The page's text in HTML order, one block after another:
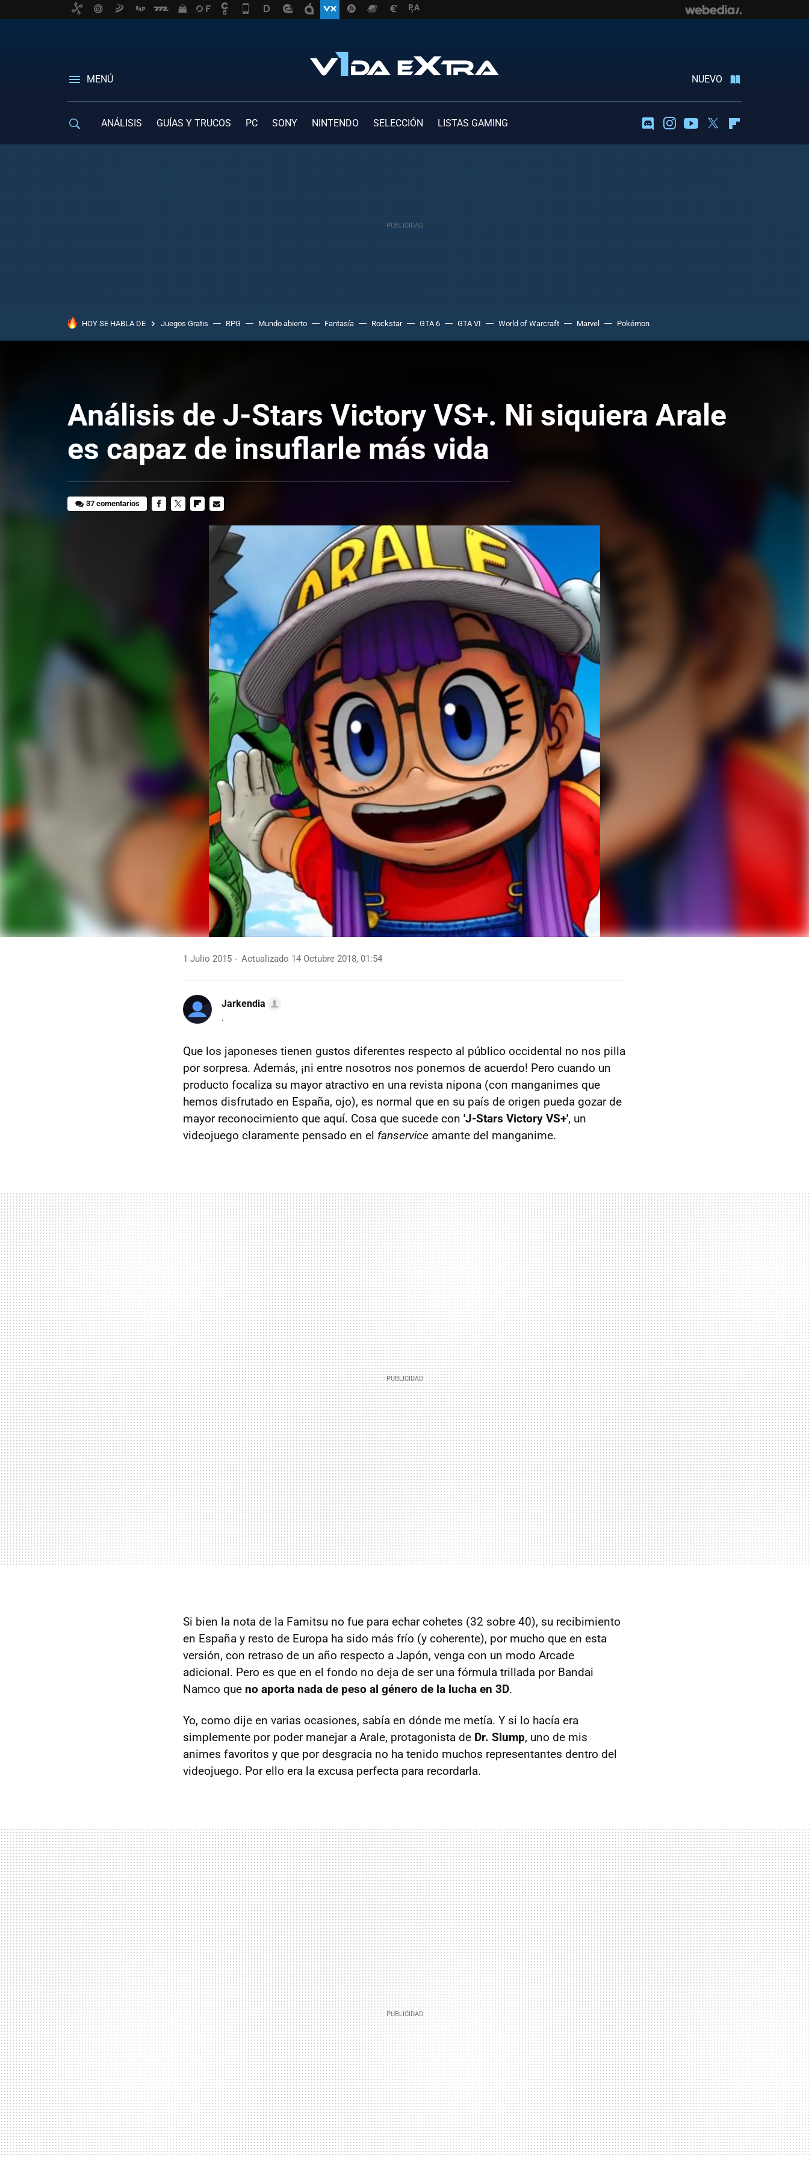
MENÚ NUEVO
ANÁLISIS GUÍAS Y TRUCOS PC SONY NINTENDO SELECCIÓN LISTAS GAMING DiscordInstagramYoutubeTwitter
HOY SE HABLA DE Juegos Gratis RPG Mundo abierto Fantasía Rockstar GTA 6 GTA VI World of Warcraft Marvel Pokémon
Análisis de J-Stars Victory VS+. Ni siquiera Arale
es capaz de insuflarle más vida
37 comentarios
MAIL
1 Julio 2015 Actualizado 14 Octubre 2018, 01:54
Jarkendia
.
Que los japoneses tienen gustos diferentes respecto al público occidental no nos pilla
por sorpresa. Además, ¡ni entre nosotros nos ponemos de acuerdo! Pero cuando un
producto focaliza su mayor atractivo en una revista nipona (con manganimes que
hemos disfrutado en España, ojo), es normal que en su país de origen pueda gozar de
mayor reconocimiento que aquí. Cosa que sucede con 'J-Stars Victory VS+', un
videojuego claramente pensado en el fanservice amante del manganime.
Si bien la nota de la Famitsu no fue para echar cohetes (32 sobre 40), su recibimiento
en España y resto de Europa ha sido más frío (y coherente), por mucho que en esta
versión, con retraso de un año respecto a Japón, venga con un modo Arcade
adicional. Pero es que en el fondo no deja de ser una fórmula trillada por Bandai
Namco que no aporta nada de peso al género de la lucha en 3D.
Yo, como dije en varias ocasiones, sabía en dónde me metía. Y si lo hacía era
simplemente por poder manejar a Arale, protagonista de Dr. Slump, uno de mis
animes favoritos y que por desgracia no ha tenido muchos representantes dentro del
videojuego. Por ello era la excusa perfecta para recordarla.